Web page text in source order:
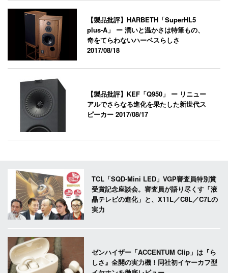
【製品批評】HARBETH「SuperHL5
plus-A」 ー 潤いと温かさは特筆もの、
奇をてらわないハーベスらしさ
2017/08/18
【製品批評】KEF「Q950」 ー リニュー
アルでさらなる進化を果たした新世代ス
ピーカー2017/08/17
TCL「SQD-Mini LED」VGP審査員特別賞
受賞記念座談会。審査員が語り尽くす「液
晶テレビの進化」と、X11L／C8L／C7Lの
実力
ゼンハイザー「ACCENTUM Clip」は『ら
しさ』全開の実力機！同社初イヤーカフ型